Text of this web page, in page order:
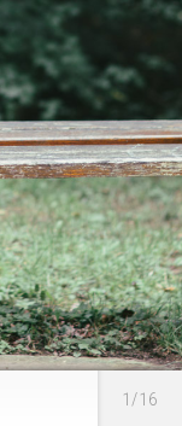
1/16